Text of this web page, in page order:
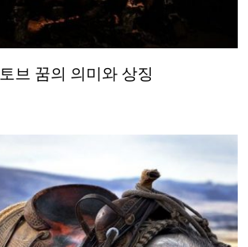
브 꿈의 의미와 상징